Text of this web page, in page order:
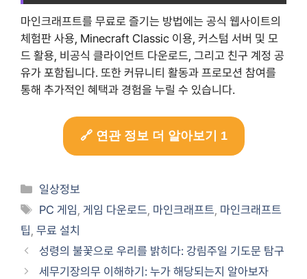
마인크래프트를 무료로 즐기는 방법에는 공식 웹사이트의
체험판 사용, Minecraft Classic 이용, 커스텀 서버 및 모
드 활용, 비공식 클라이언트 다운로드, 그리고 친구 계정 공
유가 포함됩니다. 또한 커뮤니티 활동과 프로모션 참여를
통해 추가적인 혜택과 경험을 누릴 수 있습니다.
🔗 연관 정보 더 알아보기 1
Categories
일상정보
Tags
PC 게임 ,게임 다운로드 마인크래프트 마인크래프트
팁 무료 설치
성령의 불꽃으로 우리를 밝히다: 강림주일 기도문 탐구
세무기장의무 이해하기: 누가 해당되는지 알아보자